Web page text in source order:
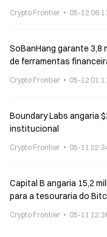
Crypto Frontier 05-12
SoBanHang garante 3,8
de ferramentas
Crypto Frontier 05-12
Boundary Labs angaria $2M para o USBD
institucional
Crypto Frontier 05-11
Capital B angaria 15,2
para a tesouraria do
Crypto Frontier 05-11